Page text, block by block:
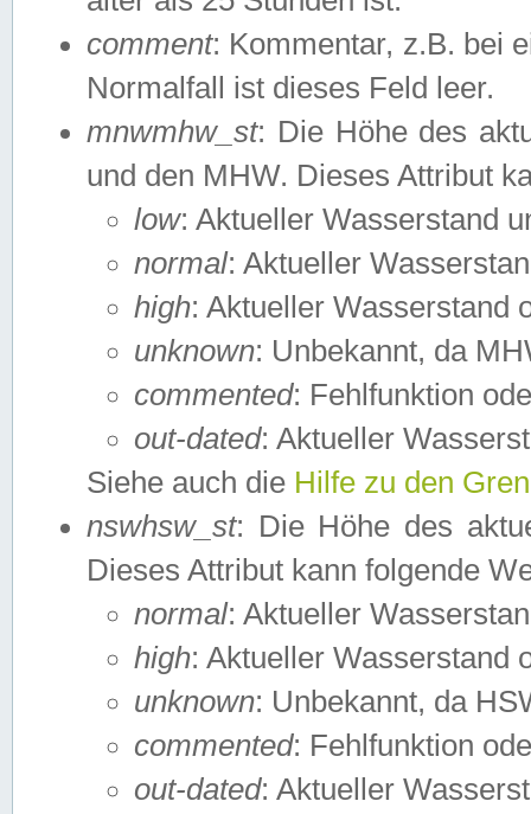
comment: Kommentar, z.B. bei
Normalfall ist dieses Feld leer.
mnwmhw_st: Die Höhe des
und den MHW. Dieses Attribut
low: Aktueller Wasserstand
normal: Aktueller
high: Aktueller Wasserstand
unknown: Unbekannt, da
commented: Fehlfunktion
out-dated: Aktueller
Siehe auch die Hilfe zu den
nswhsw_st: Die Höhe des
Dieses Attribut kann folgende
normal: Aktueller
high: Aktueller Wasserstand
unknown: Unbekannt, da
commented: Fehlfunktion
out-dated: Aktueller